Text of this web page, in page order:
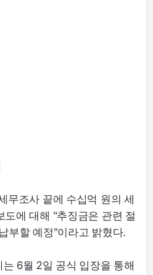
무조사 끝에 수십억 원의 세
도에 대해 "추징금은 관련 절
부할 예정"이라고 밝혔다.
6월 2일 공식 입장을 통해